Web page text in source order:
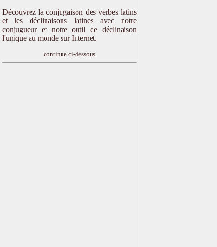
Découvrez la conjugaison des verbes latins
et les déclinaisons latines avec notre
conjugueur et notre outil de déclinaison
l'unique au monde sur Internet.
continue ci-dessous